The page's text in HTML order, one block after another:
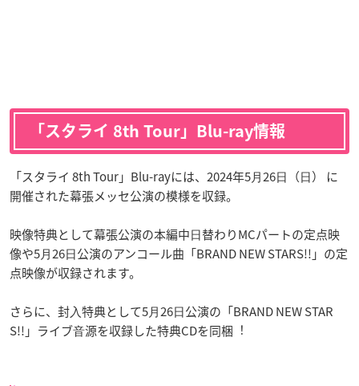
「スタライ 8th Tour」Blu-ray情報
「スタライ 8th Tour」Blu-rayには、2024年5⽉26⽇（⽇） に
開催された幕張メッセ公演の模様を収録。
映像特典として幕張公演の本編中⽇替わりMCパートの定点映
像や5⽉26⽇公演のアンコール曲「BRAND NEW STARS!!」の定
点映像が収録されます。
さらに、封⼊特典として5⽉26⽇公演の「BRAND NEW STAR
S!!」ライブ⾳源を収録した特典CDを同梱︕